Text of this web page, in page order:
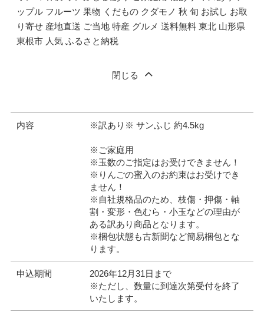
ップル フルーツ 果物 くだもの クダモノ 秋 旬 お試し お取
り寄せ 産地直送 ご当地 特産 グルメ 送料無料 東北 山形県
東根市 人気 ふるさと納税
閉じる
内容 ※訳あり※ サンふじ 約4.5kg
※ご家庭用
※玉数のご指定はお受けできません！
※りんごの蜜入のお約束はお受けでき
ません！
※自社規格品のため、枝傷・押傷・軸
割・変形・色むら・小玉などの理由が
ある訳あり商品となります。
※梱包状態も古新聞など簡易梱包とな
ります。
申込期間
2026年12月31日まで
※ただし、数量に到達次第受付を終了
いたします。